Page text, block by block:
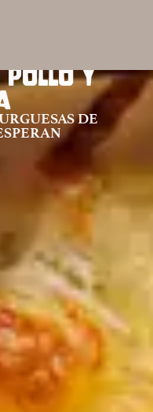
pollo y
DE